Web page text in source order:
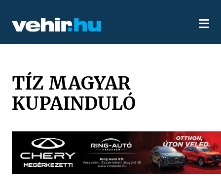
TÍZ MAGYAR
KUPAINDULÓ